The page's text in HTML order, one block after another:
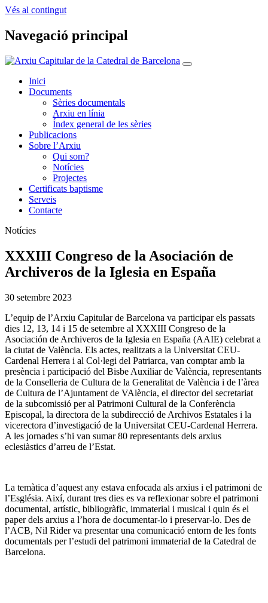
Vés al contingut
Navegació principal
Inici
Documents
Sèries documentals
Arxiu en línia
Índex general de les sèries
Publicacions
Sobre l’Arxiu
Qui som?
Notícies
Projectes
Certificats baptisme
Serveis
Contacte
Notícies
XXXIII Congreso de la Asociación de
Archiveros de la Iglesia en España
30 setembre 2023
L’equip de l’Arxiu Capitular de Barcelona va participar els passats
dies 12, 13, 14 i 15 de setembre al XXXIII Congreso de la
Asociación de Archiveros de la Iglesia en España (AAIE) celebrat a
la ciutat de València. Els actes, realitzats a la Universitat CEU-
Cardenal Herrera i al Col·legi del Patriarca, van comptar amb la
presència i participació del Bisbe Auxiliar de València, representants
de la Conselleria de Cultura de la Generalitat de València i de l’àrea
de Cultura de l’Ajuntament de VAlència, el director del secretariat
de la subcomissió per al Patrimoni Cultural de la Conferència
Episcopal, la directora de la subdirecció de Archivos Estatales i la
vicerectora d’investigació de la Universitat CEU-Cardenal Herrera.
A les jornades s’hi van sumar 80 representants dels arxius
eclesiàstics d’arreu de l’Estat.
La temàtica d’aquest any estava enfocada als arxius i el patrimoni de
l’Església. Així, durant tres dies es va reflexionar sobre el patrimoni
documental, artístic, bibliogràfic, immaterial i musical i quin és el
paper dels arxius a l’hora de documentar-lo i preservar-lo. Des de
l’ACB, Nil Rider va presentar una comunicació entorn de les fonts
documentals per l’estudi del patrimoni immaterial de la Catedral de
Barcelona.